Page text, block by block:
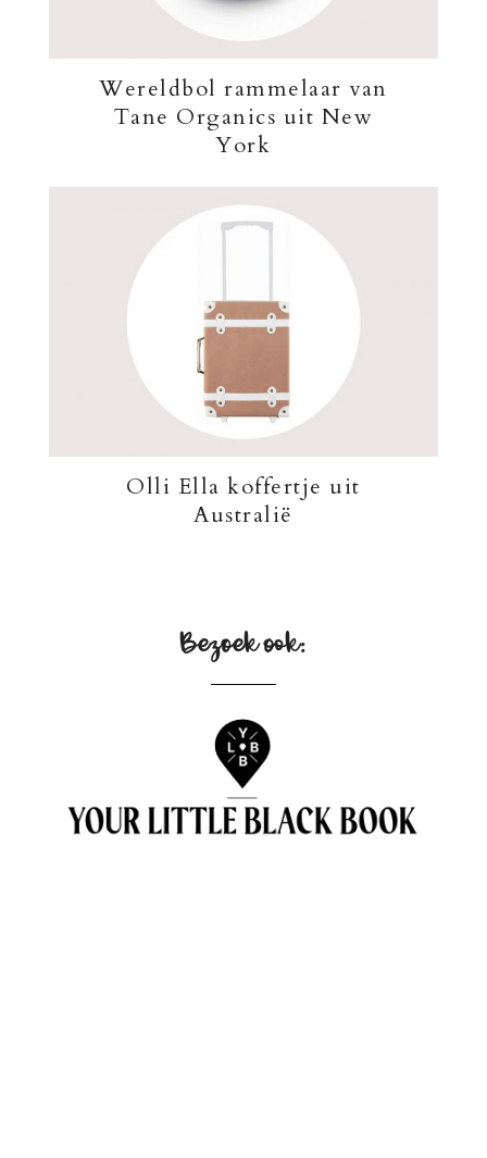
Wereldbol rammelaar van
Tane Organics uit New
York
Olli Ella koffertje uit
Australië
Bezoek ook: